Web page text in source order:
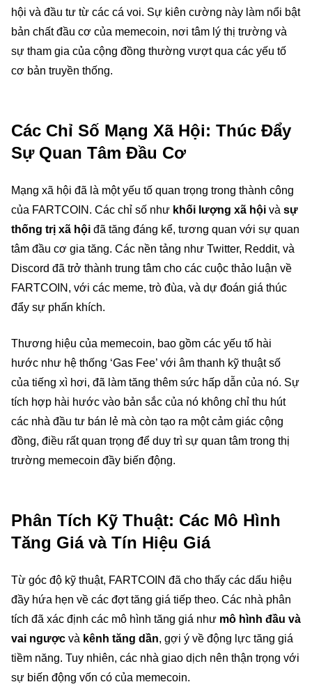
hội và đầu tư từ các cá voi. Sự kiên cường này làm nổi bật
bản chất đầu cơ của memecoin, nơi tâm lý thị trường và
sự tham gia của cộng đồng thường vượt qua các yếu tố
cơ bản truyền thống.
Các Chỉ Số Mạng Xã Hội: Thúc Đẩy
Sự Quan Tâm Đầu Cơ
Mạng xã hội đã là một yếu tố quan trọng trong thành công
của FARTCOIN. Các chỉ số như khối lượng xã hội và sự
thống trị xã hội đã tăng đáng kể, tương quan với sự quan
tâm đầu cơ gia tăng. Các nền tảng như Twitter, Reddit, và
Discord đã trở thành trung tâm cho các cuộc thảo luận về
FARTCOIN, với các meme, trò đùa, và dự đoán giá thúc
đẩy sự phấn khích.
Thương hiệu của memecoin, bao gồm các yếu tố hài
hước như hệ thống ‘Gas Fee’ với âm thanh kỹ thuật số
của tiếng xì hơi, đã làm tăng thêm sức hấp dẫn của nó. Sự
tích hợp hài hước vào bản sắc của nó không chỉ thu hút
các nhà đầu tư bán lẻ mà còn tạo ra một cảm giác cộng
đồng, điều rất quan trọng để duy trì sự quan tâm trong thị
trường memecoin đầy biến động.
Phân Tích Kỹ Thuật: Các Mô Hình
Tăng Giá và Tín Hiệu Giá
Từ góc độ kỹ thuật, FARTCOIN đã cho thấy các dấu hiệu
đầy hứa hẹn về các đợt tăng giá tiếp theo. Các nhà phân
tích đã xác định các mô hình tăng giá như mô hình đầu và
vai ngược và kênh tăng dần, gợi ý về động lực tăng giá
tiềm năng. Tuy nhiên, các nhà giao dịch nên thận trọng với
sự biến động vốn có của memecoin.